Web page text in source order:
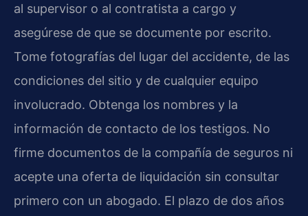
al supervisor o al contratista a cargo y
asegúrese de que se documente por escrito.
Tome fotografías del lugar del accidente, de las
condiciones del sitio y de cualquier equipo
involucrado. Obtenga los nombres y la
información de contacto de los testigos. No
firme documentos de la compañía de seguros ni
acepte una oferta de liquidación sin consultar
primero con un abogado. El plazo de dos años